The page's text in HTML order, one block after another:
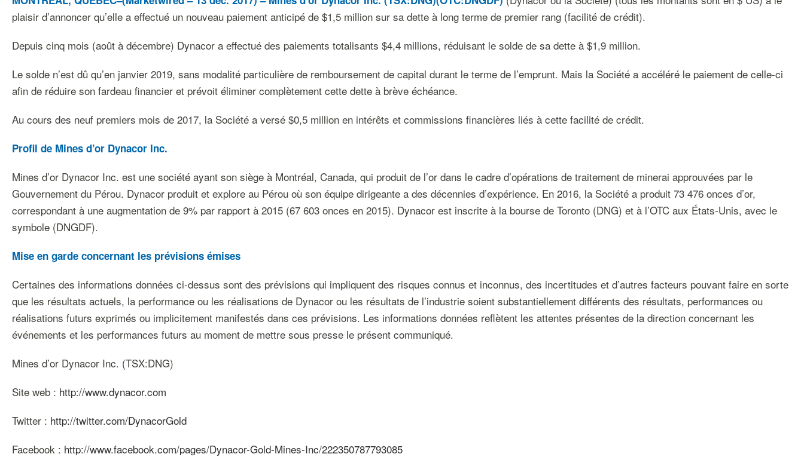
plaisir d’annoncer qu’elle a effectué un nouveau paiement anticipé de $1,5 million sur sa dette à long terme de premier rang (facilité de crédit).
Depuis cinq mois (août à décembre) Dynacor a effectué des paiements totalisants $4,4 millions, réduisant le solde de sa dette à $1,9 million.
Le solde n’est dû qu’en janvier 2019, sans modalité particulière de remboursement de capital durant le terme de l’emprunt. Mais la Société a accéléré le paiement de celle-ci
afin de réduire son fardeau financier et prévoit éliminer complètement cette dette à brève échéance.
Au cours des neuf premiers mois de 2017, la Société a versé $0,5 million en intérêts et commissions financières liés à cette facilité de crédit.
Profil de Mines d’or Dynacor Inc.
Mines d’or Dynacor Inc. est une société ayant son siège à Montréal, Canada, qui produit de l’or dans le cadre d’opérations de traitement de minerai approuvées par le
Gouvernement du Pérou. Dynacor produit et explore au Pérou où son équipe dirigeante a des décennies d’expérience. En 2016, la Société a produit 73 476 onces d’or,
correspondant à une augmentation de 9% par rapport à 2015 (67 603 onces en 2015). Dynacor est inscrite à la bourse de Toronto (DNG) et à l’OTC aux États-Unis, avec le
symbole (DNGDF).
Mise en garde concernant les prévisions émises
Certaines des informations données ci-dessus sont des prévisions qui impliquent des risques connus et inconnus, des incertitudes et d’autres facteurs pouvant faire en sorte
que les résultats actuels, la performance ou les réalisations de Dynacor ou les résultats de l’industrie soient substantiellement différents des résultats, performances ou
réalisations futurs exprimés ou implicitement manifestés dans ces prévisions. Les informations données reflètent les attentes présentes de la direction concernant les
événements et les performances futurs au moment de mettre sous presse le présent communiqué.
Mines d’or Dynacor Inc. (TSX:DNG)
Site web : http://www.dynacor.com
Twitter : http://twitter.com/DynacorGold
Facebook : http://www.facebook.com/pages/Dynacor-Gold-Mines-Inc/222350787793085